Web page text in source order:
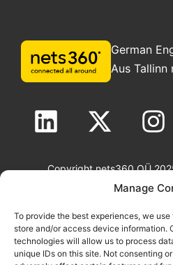
Manage
To provide the best experiences, we
store and/or access device information.
technologies will allow us to process
unique IDs on this site. Not consenting
German
Aus Tallinn
Copyright nets360 OÜ
Rechtliche Hinweise|GDPR-